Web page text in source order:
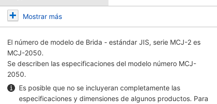
Mostrar más
El número de modelo de Brida - estándar JIS, serie MCJ-2 es
MCJ-2050.
Se describen las especificaciones del modelo número MCJ-
2050.
Es posible que no se incluyeran completamente las
especificaciones y dimensiones de algunos productos. Para